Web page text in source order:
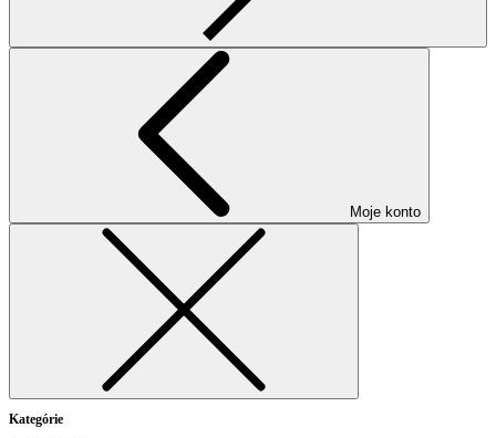
Moje konto
Kategórie